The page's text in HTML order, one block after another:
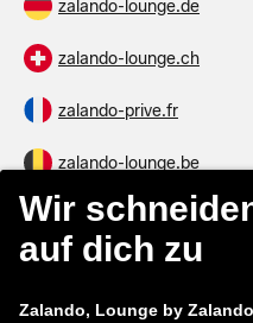
zalando-lounge.de
zalando-lounge.ch
zalando-prive.fr
zalando-lounge.be
zalando-lounge.fi
zalando-lounge.co.uk